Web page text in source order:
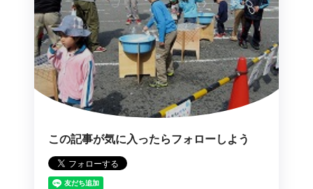
この記事が気に入ったらフォローしよう